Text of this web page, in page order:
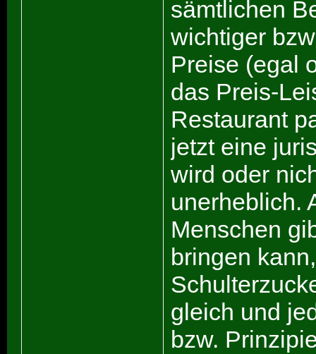
sämtlichen
wichtiger
Preise (egal
das Preis-
Restaurant
jetzt eine
wird oder
unerheblich.
Menschen
bringen
gleich und
bzw.